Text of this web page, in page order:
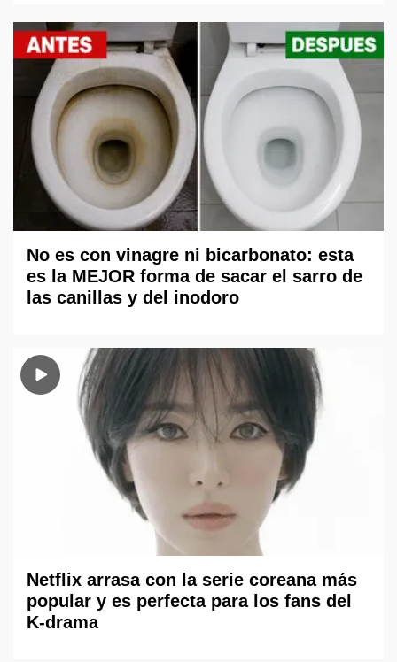
No es con vinagre ni bicarbonato: esta
es la MEJOR forma de sacar el sarro de
las canillas y del inodoro
Netflix arrasa con la serie coreana más
popular y es perfecta para los fans del
K-drama